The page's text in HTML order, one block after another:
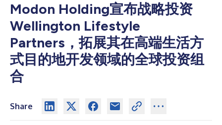
Modon Holding宣布战略投资
Wellington Lifestyle
Partners，拓展其在高端生活方
式目的地开发领域的全球投资组
合
Share